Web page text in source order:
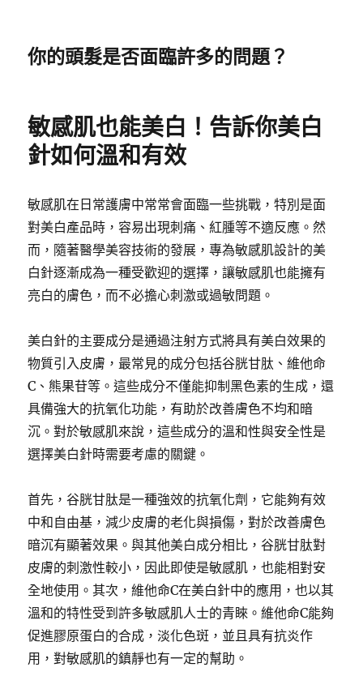
你的頭髮是否面臨許多的問題？
敏感肌也能美白！告訴你美白
針如何溫和有效
敏感肌在日常護膚中常常會面臨一些挑戰，特別是面
對美白產品時，容易出現刺痛、紅腫等不適反應。然
而，隨著醫學美容技術的發展，專為敏感肌設計的美
白針逐漸成為一種受歡迎的選擇，讓敏感肌也能擁有
亮白的膚色，而不必擔心刺激或過敏問題。
美白針的主要成分是通過注射方式將具有美白效果的
物質引入皮膚，最常見的成分包括谷胱甘肽、維他命
C、熊果苷等。這些成分不僅能抑制黑色素的生成，還
具備強大的抗氧化功能，有助於改善膚色不均和暗
沉。對於敏感肌來說，這些成分的溫和性與安全性是
選擇美白針時需要考慮的關鍵。
首先，谷胱甘肽是一種強效的抗氧化劑，它能夠有效
中和自由基，減少皮膚的老化與損傷，對於改善膚色
暗沉有顯著效果。與其他美白成分相比，谷胱甘肽對
皮膚的刺激性較小，因此即使是敏感肌，也能相對安
全地使用。其次，維他命C在美白針中的應用，也以其
溫和的特性受到許多敏感肌人士的青睞。維他命C能夠
促進膠原蛋白的合成，淡化色斑，並且具有抗炎作
用，對敏感肌的鎮靜也有一定的幫助。